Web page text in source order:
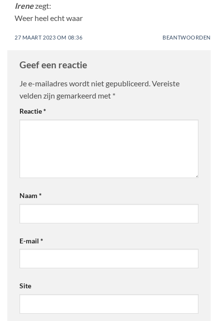
Irenezegt:
Weer heel echt waar
27 MAART 2023 OM 08:36 BEANTWOORDEN
Geef een reactie
Je e-mailadres wordt niet gepubliceerd.Vereiste
velden zijn gemarkeerd met *
Reactie*
Naam *
E-mail *
Site